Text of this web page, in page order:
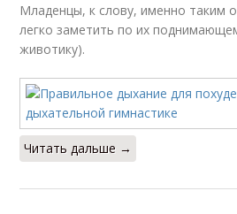
Младенцы, к слову, именно таким
легко заметить по их
животику).
Читать дальше →